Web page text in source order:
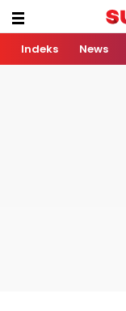
Indeks News